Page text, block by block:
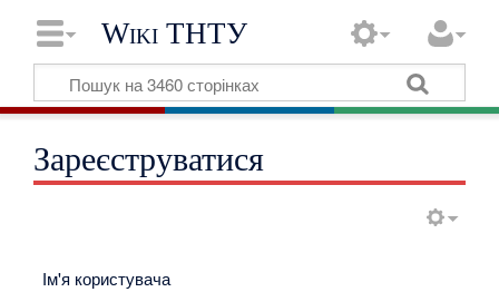
Wiki ТНТУ
Зареєструватися
Ім'я користувача